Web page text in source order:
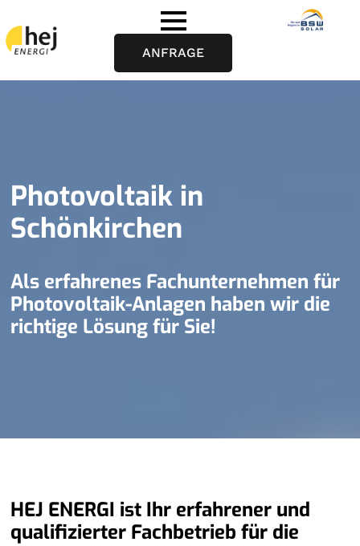
ANFRAGE
Photovoltaik in
Schönkirchen
Als erfahrenes Fachunternehmen für
Photovoltaik-Anlagen haben wir die
richtige Lösung für Sie!
HEJ ENERGI ist Ihr erfahrener und
qualifizierter Fachbetrieb für die